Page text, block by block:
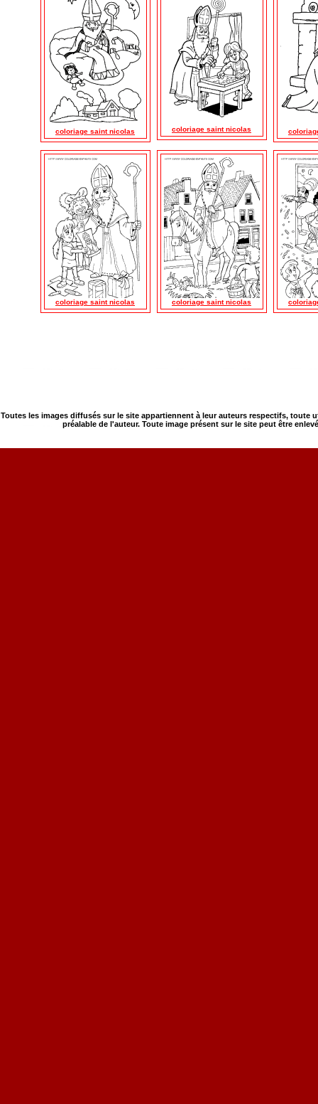
coloriage saint nicolas coloriage saint nicolas
coloriage saint nicolas coloriage saint nicolas
Toutes les images diffusés sur le site appartiennent à leur auteurs respectifs,
préalable de l'auteur. Toute image présent sur le site peut être